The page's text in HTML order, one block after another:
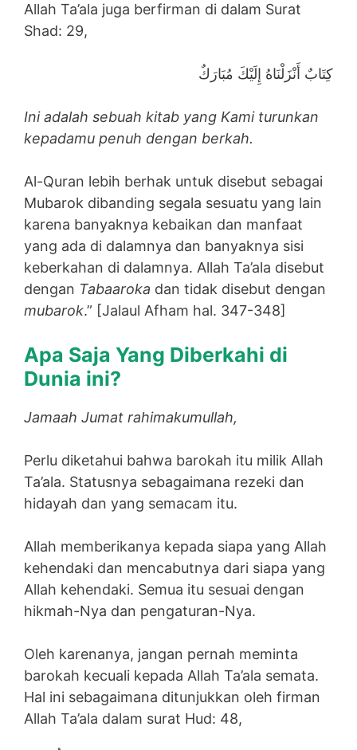
Allah Ta’ala juga berfirman di dalam Surat
Shad: 29,
كِتَابٌ أَنْزَلْنَاهُ إِلَيْكَ مُبَارَكٌ
Ini adalah sebuah kitab yang Kami turunkan
kepadamu penuh dengan berkah.
Al-Quran lebih berhak untuk disebut sebagai
Mubarok dibanding segala sesuatu yang lain
karena banyaknya kebaikan dan manfaat
yang ada di dalamnya dan banyaknya sisi
keberkahan di dalamnya. Allah Ta’ala disebut
dengan Tabaaroka dan tidak disebut dengan
mubarok.” [Jalaul Afham hal. 347-348]
Apa Saja Yang Diberkahi di
Dunia ini?
Jamaah Jumat rahimakumullah,
Perlu diketahui bahwa barokah itu milik Allah
Ta’ala. Statusnya sebagaimana rezeki dan
hidayah dan yang semacam itu.
Allah memberikanya kepada siapa yang Allah
kehendaki dan mencabutnya dari siapa yang
Allah kehendaki. Semua itu sesuai dengan
hikmah-Nya dan pengaturan-Nya.
Oleh karenanya, jangan pernah meminta
barokah kecuali kepada Allah Ta’ala semata.
Hal ini sebagaimana ditunjukkan oleh firman
Allah Ta’ala dalam surat Hud: 48,